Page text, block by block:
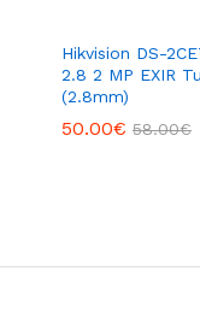
Hikvision DS-
2.8 2 MP EXIR
(2.8mm)
50.00€ 58.00€